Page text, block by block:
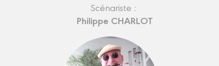
Scénariste :
Philippe CHARLOT